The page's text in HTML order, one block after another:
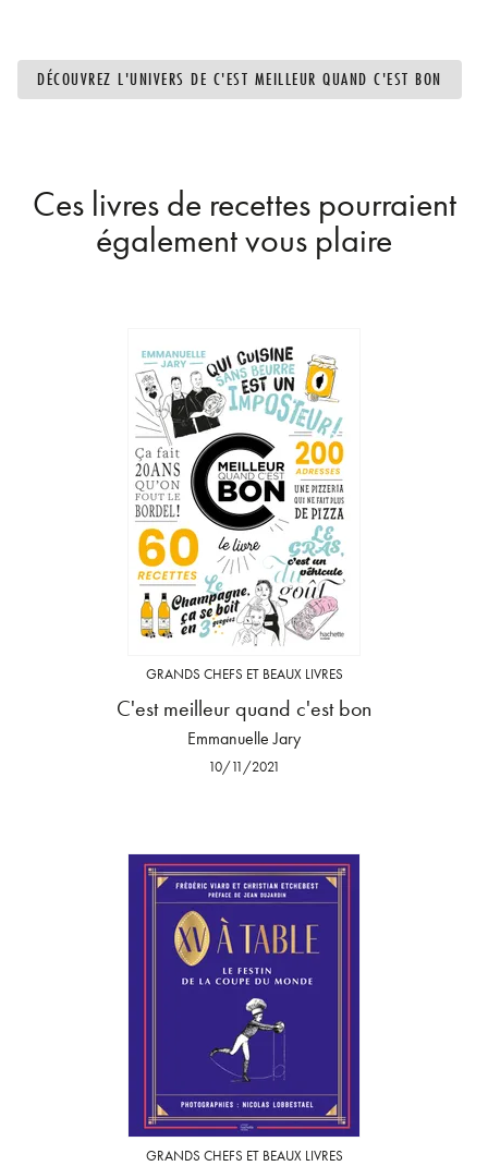
DÉCOUVREZ L'UNIVERS DE C'EST MEILLEUR QUAND C'EST BON
Ces livres de recettes pourraient
également vous plaire
GRANDS CHEFS ET BEAUX LIVRES
C'est meilleur quand c'est bon
Emmanuelle Jary
10/11/2021
GRANDS CHEFS ET BEAUX LIVRES